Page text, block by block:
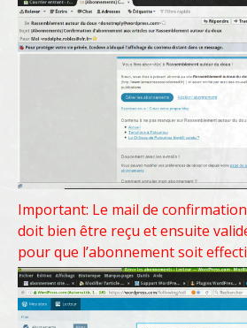
Important: Le mail de
doit bien être reçu et ensuite
pour que l’abonnement soit